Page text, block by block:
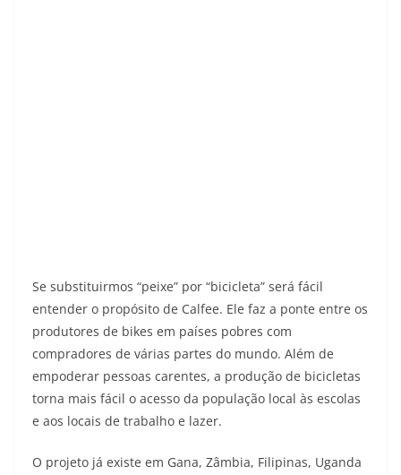
Se substituirmos “peixe” por “bicicleta” será fácil
entender o propósito de Calfee. Ele faz a ponte entre os
produtores de bikes em países pobres com
compradores de várias partes do mundo. Além de
empoderar pessoas carentes, a produção de bicicletas
torna mais fácil o acesso da população local às escolas
e aos locais de trabalho e lazer.
O projeto já existe em Gana, Zâmbia, Filipinas, Uganda